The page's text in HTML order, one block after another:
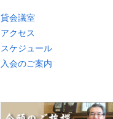
貸会議室
アクセス
スケジュール
入会のご案内